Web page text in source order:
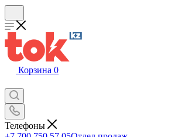
Корзина 0
Телефоны